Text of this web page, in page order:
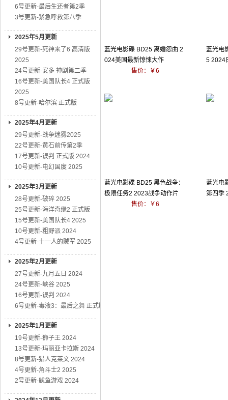
6号更新-最后生还者第2季
3号更新-紧急呼救第八季
2025年5月更新
29号更新-死神来了6 高清版
2025
24号更新-安多 神剧第二季
16号更新-美国队长4 正式版
2025
8号更新-哈尔滨 正式版
2025年4月更新
29号更新-战争迷雾2025
22号更新-黄石前传第2季
17号更新-误判 正式版 2024
10号更新-电幻国度 2025
2025年3月更新
28号更新-破碎 2025
25号更新-海洋奇缘2 正式版
15号更新-美国队长4 2025
10号更新-粗野派 2024
4号更新-十一人的贼军 2025
2025年2月更新
27号更新-九月五日 2024
24号更新-峡谷 2025
16号更新-误判 2024
6号更新-毒液3：最后之舞 正式版
2025年1月更新
19号更新-狮子王 2024
13号更新-玛丽亚卡拉斯 2024
8号更新-猎人克莱文 2024
4号更新-角斗士2 2025
2号更新-鱿鱼游戏 2024
蓝光电影碟 BD25 离婚怨曲 2
024美国最新惊悚大作
售价：￥6
蓝光电
5 2024
蓝光电影碟 BD25 黑色战争：
极限任务2 2023战争动作片
售价：￥6
蓝光电
第四季